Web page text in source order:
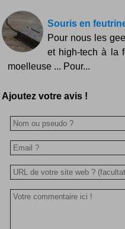
Souris en
Pour nous les
et high-tech à la
moelleuse ... Pour...
Ajoutez votre avis !